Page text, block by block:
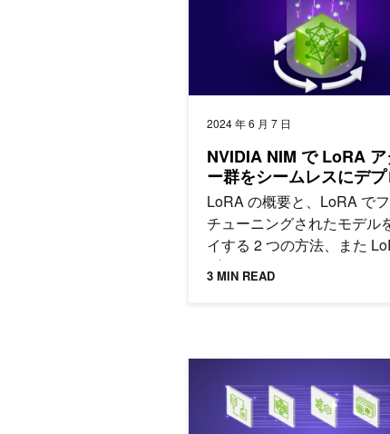
2024 年 6 月 7 日
NVIDIA NIM で LoRA ア
ー群をシームレスにデプ
LoRA の概要と、LoRA で
チューニングされたモデル
イする 2 つの方法、また
プター群のヘテロジニアス
3 MIN READ